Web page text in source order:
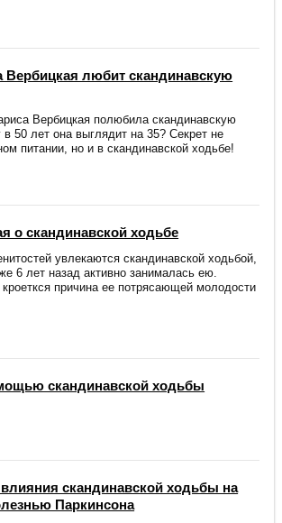
Вербицкая любит скандинавскую
Вербицкая полюбила скандинавскую
50 лет она выглядит на 35? Секрет не
питании, но и в скандинавской ходьбе!
о скандинавской ходьбе
увлекаются скандинавской ходьбой,
6 лет назад активно занималась ею.
причина ее потрясающей молодости
скандинавской ходьбы
скандинавской ходьбы на
Паркинсона